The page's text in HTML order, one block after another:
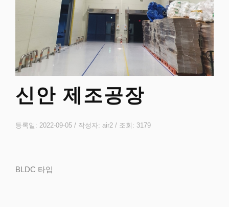
신안 제조공장
등록일: 2022-09-05 / 작성자: air2 / 조회: 3179
BLDC 타입